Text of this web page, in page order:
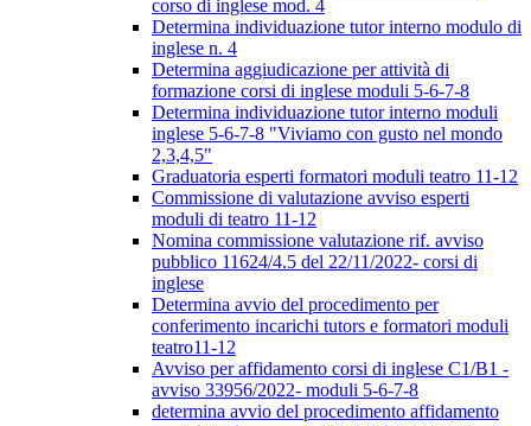
corso di inglese mod. 4
Determina individuazione tutor interno modulo di
inglese n. 4
Determina aggiudicazione per attività di
formazione corsi di inglese moduli 5-6-7-8
Determina individuazione tutor interno moduli
inglese 5-6-7-8 "Viviamo con gusto nel mondo
2,3,4,5"
Graduatoria esperti formatori moduli teatro 11-12
Commissione di valutazione avviso esperti
moduli di teatro 11-12
Nomina commissione valutazione rif. avviso
pubblico 11624/4.5 del 22/11/2022- corsi di
inglese
Determina avvio del procedimento per
conferimento incarichi tutors e formatori moduli
teatro11-12
Avviso per affidamento corsi di inglese C1/B1 -
avviso 33956/2022- moduli 5-6-7-8
determina avvio del procedimento affidamento